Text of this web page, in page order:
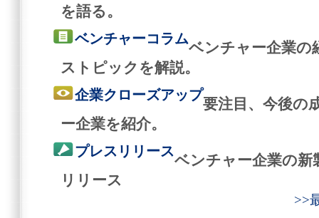
を語る。
ベンチャーコラム
ベンチャー企業の
ストピックを解説。
企業クローズアップ
要注目、今後の
ー企業を紹介。
プレスリリース
ベンチャー企業の新
リリース
>>